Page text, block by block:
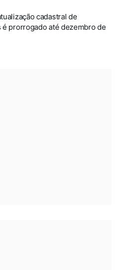
cadastral de
prorrogado até dezembro de